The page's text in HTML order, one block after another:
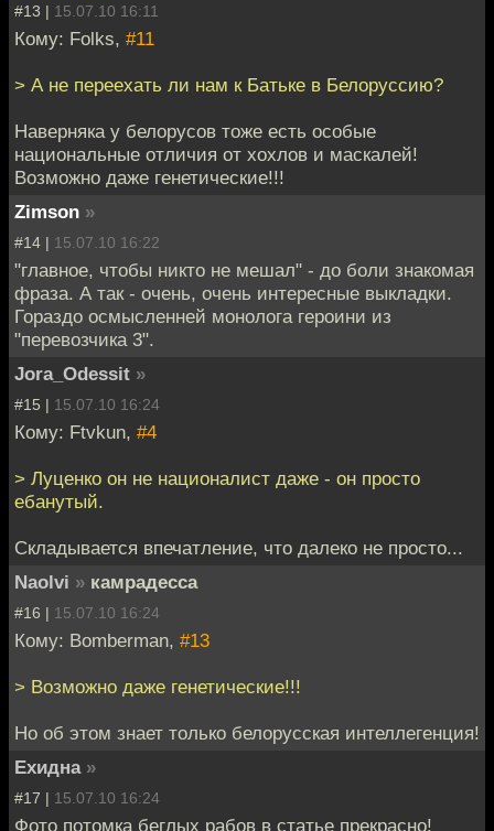
#13 | 15.07.10 16:11
Кому: Folks, #11
> А не переехать ли нам к Батьке в Белоруссию?
Наверняка у белорусов тоже есть особые
национальные отличия от хохлов и маскалей!
Возможно даже генетические!!!
Zimson »
#14 | 15.07.10 16:22
"главное, чтобы никто не мешал" - до боли знакомая
фраза. А так - очень, очень интересные выкладки.
Гораздо осмысленней монолога героини из
"перевозчика 3".
Jora_Odessit »
#15 | 15.07.10 16:24
Кому: Ftvkun, #4
> Луценко он не националист даже - он просто
ебанутый.
Складывается впечатление, что далеко не просто...
Naolvi » камрадесса
#16 | 15.07.10 16:24
Кому: Bomberman, #13
> Возможно даже генетические!!!
Но об этом знает только белорусская интеллегенция!
Ехидна »
#17 | 15.07.10 16:24
Фото потомка беглых рабов в статье прекрасно!